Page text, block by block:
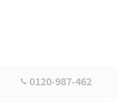
0120-987-462